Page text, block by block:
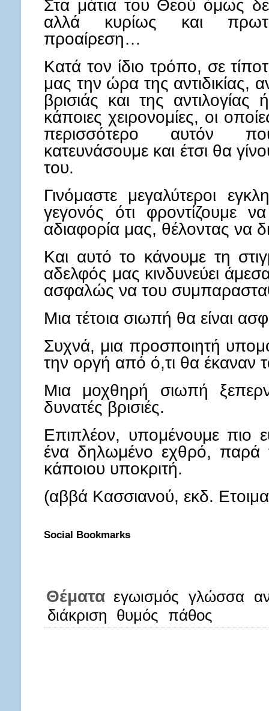
Στα μάτια του Θεού όμως
αλλά κυρίως και
προαίρεση…
Κατά τον ίδιο τρόπο, σε
μας την ώρα της αντιδικίας,
βρισιάς και της
κάποιες χειρονομίες, οι
περισσότερο αυτόν
κατευνάσουμε και έτσι θα
του.
Γινόμαστε μεγαλύτεροι
γεγονός ότι φροντίζουμε
αδιαφορία μας, θέλοντας να
Και αυτό το κάνουμε τη
αδελφός μας κινδυνεύει
ασφαλώς να του
Μια τέτοια σιωπή θα είναι
Συχνά, μια προσποιητή
την οργή από ό,τι θα έκαναν
Μια μοχθηρή σιωπή
δυνατές βρισιές.
Επιπλέον, υπομένουμε πιο
ένα δηλωμένο εχθρό, παρά
κάποιου υποκριτή.
(αββά Κασσιανού, εκδ.
Social Bookmarks
Θέματα εγωισμός γλώσσα
διάκριση θυμός πάθος